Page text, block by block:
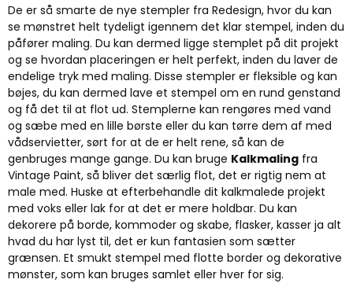
De er så smarte de nye stempler fra Redesign, hvor du kan
se mønstret helt tydeligt igennem det klar stempel, inden du
påfører maling. Du kan dermed ligge stemplet på dit projekt
og se hvordan placeringen er helt perfekt, inden du laver de
endelige tryk med maling. Disse stempler er fleksible og kan
bøjes, du kan dermed lave et stempel om en rund genstand
og få det til at flot ud. Stemplerne kan rengøres med vand
og sæbe med en lille børste eller du kan tørre dem af med
vådservietter, sørt for at de er helt rene, så kan de
genbruges mange gange. Du kan bruge Kalkmaling fra
Vintage Paint, så bliver det særlig flot, det er rigtig nem at
male med. Huske at efterbehandle dit kalkmalede projekt
med voks eller lak for at det er mere holdbar. Du kan
dekorere på borde, kommoder og skabe, flasker, kasser ja alt
hvad du har lyst til, det er kun fantasien som sætter
grænsen. Et smukt stempel med flotte border og dekorative
mønster, som kan bruges samlet eller hver for sig.